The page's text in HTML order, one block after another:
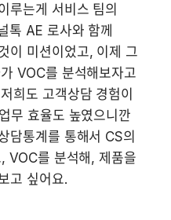
루는게 서비스 팀의
톡 AE 로사와 함께
이 미션이었고, 이제 그
VOC를 분석해보자고
희도 고객상담 경험이
무 효율도 높였으니깐
담통계를 통해서 CS의
VOC를 분석해, 제품을
고 싶어요.